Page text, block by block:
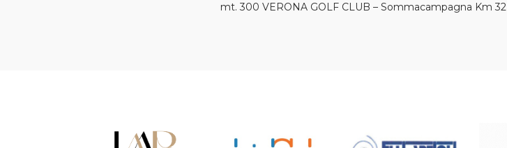
mt. 300 VERONA GOLF CLUB – Sommacampagna Km 32